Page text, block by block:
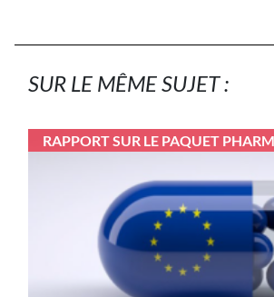
SUR LE MÊME SUJET :
RAPPORT SUR LE PAQUET